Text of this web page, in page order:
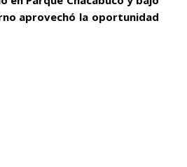
aprovechó la oportunidad